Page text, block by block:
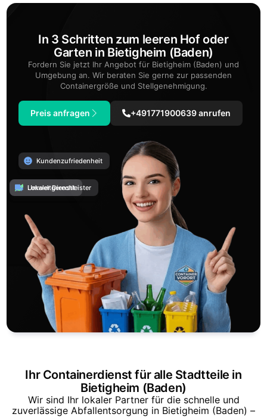
In 3 Schritten zum leeren Hof oder
Garten in Bietigheim (Baden)
Fordern Sie jetzt Ihr Angebot für Bietigheim (Baden) und
Umgebung an. Wir beraten Sie gerne zur passenden
Containergröße und Stellgenehmigung.
Preis anfragen +491771900639 anrufen
Kundenzufriedenheit
Umweltgerecht
Lokaler Dienstleister
Ihr Containerdienst für alle Stadtteile in
Bietigheim (Baden)
Wir sind Ihr lokaler Partner für die schnelle und
zuverlässige Abfallentsorgung in Bietigheim (Baden) –